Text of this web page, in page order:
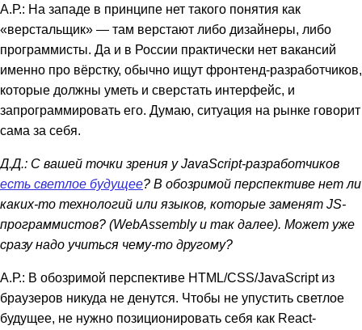
А.Р.: На западе в принципе нет такого понятия как
«верстальщик» — там верстают либо дизайнеры, либо
программисты. Да и в России практически нет вакансий
именно про вёрстку, обычно ищут фронтенд-разработчиков,
которые должны уметь и сверстать интерфейс, и
запрограммировать его. Думаю, ситуация на рынке говорит
сама за себя.
Д.Д.: С вашей точки зрения у JavaScript-разработчиков
есть светлое будущее? В обозримой перспективе нет ли
каких-то технологий или языков, которые заменят JS-
программистов? (WebAssembly и так далее). Может уже
сразу надо учиться чему-то другому?
А.Р.: В обозримой перспективе HTML/CSS/JavaScript из
браузеров никуда не денутся. Чтобы не упустить светлое
будущее, не нужно позиционировать себя как React-